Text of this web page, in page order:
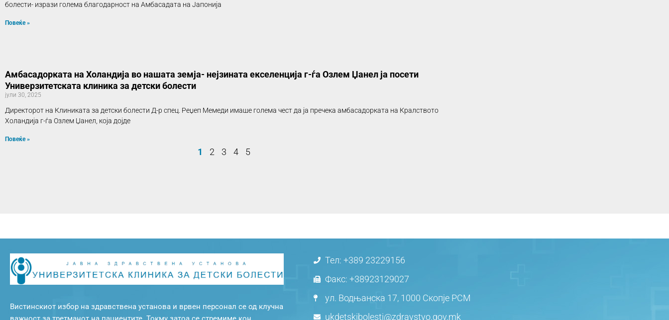
болести- изрази голема благодарност на Амбасадата на Јапонија
Повеќе »
Амбасадорката на Холандија во нашата земја- нејзината екселенција г-ѓа Озлем Џанел ја посети
Универзитетската клиника за детски болести
јули 30, 2025
Директорот на Клиниката за детски болести Д-р спец. Реџеп Мемеди имаше голема чест да ја пречека амбасадорката на Кралството
Холандија г-ѓа Озлем Џанел, која дојде
Повеќе »
1 2 3 4 5
Вистинскиот избор на здравствена установа и врвен персонал се од клучна
Тел: +389 23229156
Факс: +38923129027
ул. Водњанска 17, 1000 Скопје РСМ
ukdetskibolesti@zdravstvo.gov.mk